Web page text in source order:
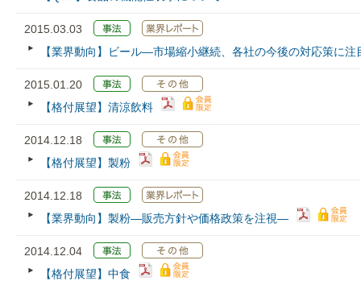
2015.03.03
【業界動向】ビール―市場縮小継続、各社の今後の対応策に
2015.01.20
【格付展望】清涼飲料
2014.12.18
【格付展望】製粉
2014.12.18
【業界動向】製粉―販売方針や価格政策を注視―
2014.12.04
【格付展望】中食